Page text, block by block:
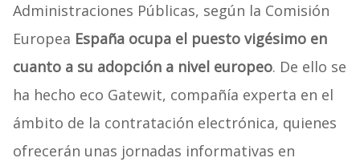
Administraciones Públicas, según la Comisión
Europea España ocupa el puesto vigésimo en
cuanto a su adopción a nivel europeo. De ello se
ha hecho eco Gatewit, compañía experta en el
ámbito de la contratación electrónica, quienes
ofrecerán unas jornadas informativas en